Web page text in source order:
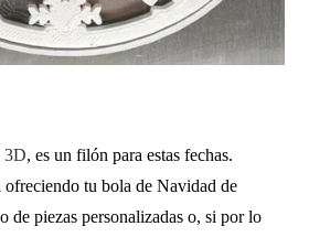
3D, es un filón para estas fechas.
ofreciendo tu bola de Navidad de
de piezas personalizadas o, si por lo